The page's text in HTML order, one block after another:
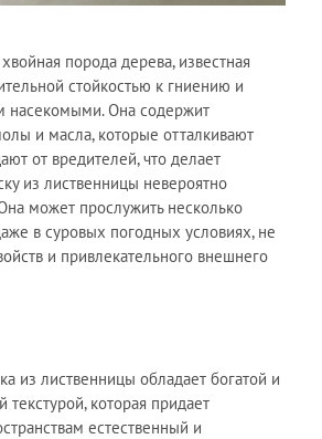
порода дерева, известная
стойкостью к гниению и
насекомыми. Она содержит
и масла, которые отталкивают
от вредителей, что делает
из лиственницы невероятно
может прослужить несколько
в суровых погодных условиях, не
и привлекательного внешнего
из лиственницы обладает богатой и
текстурой, которая придает
естественный и